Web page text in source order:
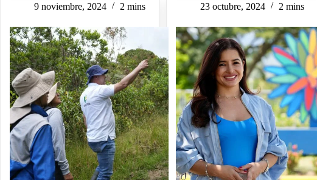
9 noviembre, 2024 2 mins 23 octubre, 2024 2 mins